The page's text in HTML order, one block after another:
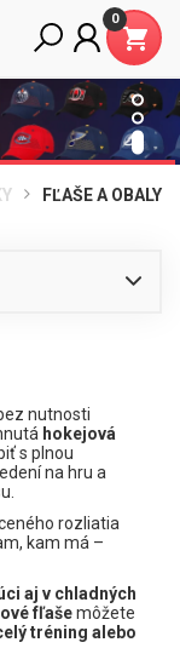
0
FĽAŠE A OBALY
nutnosti
hokejová
s plnou
na hru a
rozliatia
kam má –
aj v chladných
fľašemôžete
tréning alebo